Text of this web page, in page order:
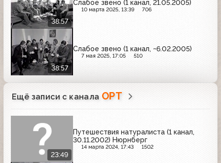
38:57
Слабое звено (1 канал, 21.05.2005)
10 марта 2025, 13:39 706
38:57
Слабое звено (1 канал, ~6.02.2005)
7 мая 2025, 17:05 510
Ещё записи с канала ОРТ
23:49
Путешествия натуралиста (1 канал,
30.11.2002) Нюрнберг
14 марта 2024, 17:43 1502